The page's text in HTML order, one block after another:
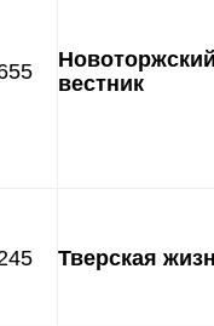
вестник
Тверская